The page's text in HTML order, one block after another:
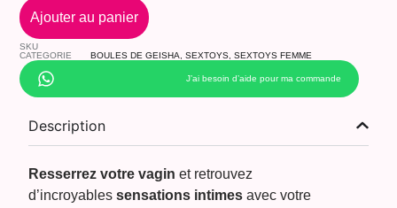
Ajouter au panier
SKU
CATEGORIE
BOULES DE GEISHA SEXTOYS, SEXTOYS FEMME
J’ai besoin d’aide pour ma commande
Description
Resserrez votre vagin et retrouvez
d’incroyablessensations intimesavec votre